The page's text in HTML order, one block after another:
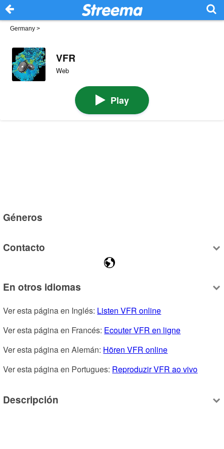
Germany >
VFR
Web
Play
Géneros
Contacto
En otros idiomas
Ver esta página en Inglés: Listen VFR online
Ver esta página en Francés: Ecouter VFR en ligne
Ver esta página en Alemán: Hören VFR online
Ver esta página en Portugues: Reproduzir VFR ao vivo
Descripción